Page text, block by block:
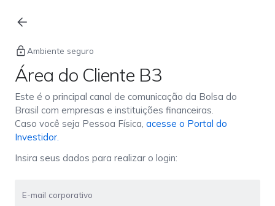
Login
Ambiente seguro
Área do Cliente B3
Este é o principal canal de comunicação da Bolsa do
Brasil com empresas e instituições financeiras.
Caso você seja Pessoa Física, acesse o Portal do
Investidor.
Insira seus dados para realizar o login: